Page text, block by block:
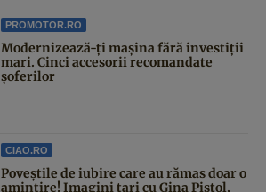
PROMOTOR.RO
Modernizează-ți mașina fără investiții
mari. Cinci accesorii recomandate
șoferilor
CIAO.RO
Poveştile de iubire care au rămas doar o
amintire! Imagini tari cu Gina Pistol,